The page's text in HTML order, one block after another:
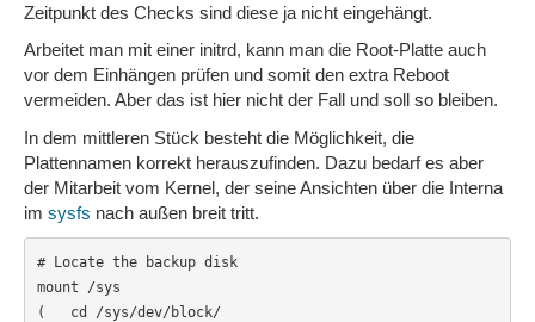
Zeitpunkt des Checks sind diese ja nicht eingehängt.
Arbeitet man mit einer initrd, kann man die Root-Platte auch
vor dem Einhängen prüfen und somit den extra Reboot
vermeiden. Aber das ist hier nicht der Fall und soll so bleiben.
In dem mittleren Stück besteht die Möglichkeit, die
Plattennamen korrekt herauszufinden. Dazu bedarf es aber
der Mitarbeit vom Kernel, der seine Ansichten über die Interna
im sysfs nach außen breit tritt.
# Locate the backup disk
mount /sys
(   cd /sys/dev/block/